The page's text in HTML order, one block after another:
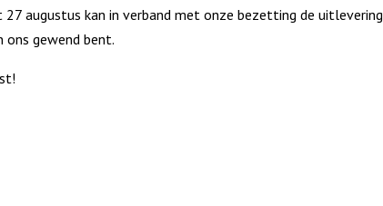
augustus kan in verband met onze bezetting de uitlevering
gewend bent.